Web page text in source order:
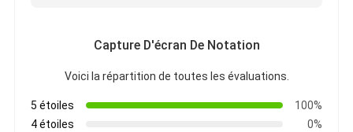
Capture D'écran De Notation
Voici la répartition de toutes les évaluations.
5 étoiles
100%
4 étoiles
0%